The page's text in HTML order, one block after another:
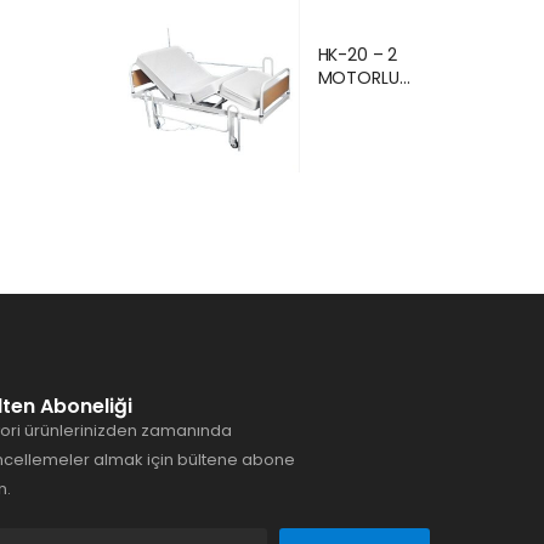
Karyolası
Hasta Yatağı
HK-20 – 2
MOTORLU
Aboneliği
ürünlerinizden zamanında
almak için bültene abone